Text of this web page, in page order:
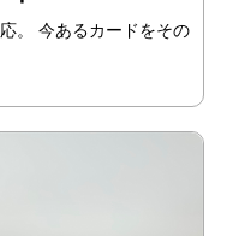
。 今あるカードをその